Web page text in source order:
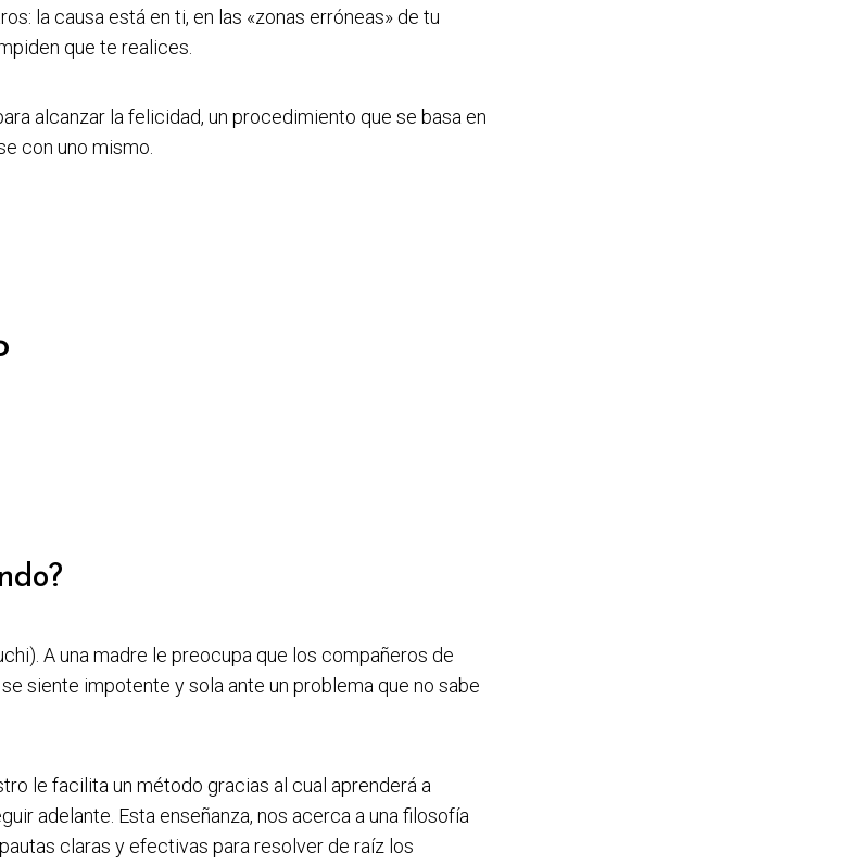
la causa está en ti, en las «zonas erróneas» de tu
que te realices.
alcanzar la felicidad, un procedimiento que se basa en
con uno mismo.
A una madre le preocupa que los compañeros de
siente impotente y sola ante un problema que no sabe
le facilita un método gracias al cual aprenderá a
adelante. Esta enseñanza, nos acerca a una filosofía
claras y efectivas para resolver de raíz los